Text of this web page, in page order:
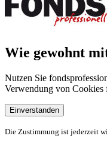
Wie gewohnt
Nutzen Sie
Verwendung von Cookies
Einverstanden
Die Zustimmung ist jederzeit